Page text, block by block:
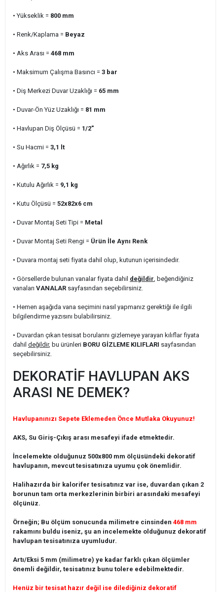
• Yükseklik = 800 mm
• Renk/Kaplama = Beyaz
• Aks Arası = 468 mm
• Maksimum Çalışma Basıncı = 3 bar
• Diş Merkezi Duvar Uzaklığı = 65 mm
• Duvar-Ön Yüz Uzaklığı = 81 mm
• Havlupan Diş Ölçüsü = 1/2"
• Su Hacmi = 3,1 lt
• Ağırlık = 7,5 kg
• Kutulu Ağırlık = 9,1 kg
• Kutu Ölçüsü = 52x82x6 cm
• Duvar Montaj Seti Tipi = Metal
• Duvar Montaj Seti Rengi = Ürün İle Aynı Renk
• Duvara montaj seti fiyata dahil olup, kutunun içerisindedir.
• Görsellerde bulunan vanalar fiyata dahil değildir, beğendiğiniz
vanaları VANALAR sayfasından seçebilirsiniz.
• Hemen aşağıda vana seçimini nasıl yapmanız gerektiği ile ilgili
bilgilendirme yazısını bulabilirsiniz.
• Duvardan çıkan tesisat borularını gizlemeye yarayan kılıflar fiyata
dahil değildir, bu ürünleri BORU GİZLEME KILIFLARI sayfasından
seçebilirsiniz.
DEKORATİF HAVLUPAN AKS
ARASI NE DEMEK?
Havlupanınızı Sepete Eklemeden Önce Mutlaka Okuyunuz!
AKS, Su Giriş-Çıkış arası mesafeyi ifade etmektedir.
İncelemekte olduğunuz 500x800 mm ölçüsündeki dekoratif
havlupanın, mevcut tesisatınıza uyumu çok önemlidir.
Halihazırda bir kalorifer tesisatınız var ise, duvardan çıkan 2
borunun tam orta merkezlerinin birbiri arasındaki mesafeyi
ölçünüz.
Örneğin; Bu ölçüm sonucunda milimetre cinsinden 468 mm
rakamını buldu iseniz, şu an incelemekte olduğunuz dekoratif
havlupan tesisatınıza uyumludur.
Artı/Eksi 5 mm (milimetre) ye kadar farklı çıkan ölçümler
önemli değildir, tesisatınız bunu tolere edebilmektedir.
Henüz bir tesisat hazır değil ise dilediğiniz dekoratif